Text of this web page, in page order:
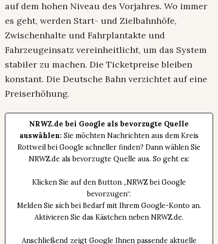
auf dem hohen Niveau des Vorjahres. Wo immer
es geht, werden Start- und Zielbahnhöfe,
Zwischenhalte und Fahrplantakte und
Fahrzeugeinsatz vereinheitlicht, um das System
stabiler zu machen. Die Ticketpreise bleiben
konstant. Die Deutsche Bahn verzichtet auf eine
Preiserhöhung.
NRWZ.de bei Google als bevorzugte Quelle
auswählen: Sie möchten Nachrichten aus dem Kreis
Rottweil bei Google schneller finden? Dann wählen Sie
NRWZ.de als bevorzugte Quelle aus. So geht es:
Klicken Sie auf den Button „NRWZ bei Google
bevorzugen“.
Melden Sie sich bei Bedarf mit Ihrem Google-Konto an.
Aktivieren Sie das Kästchen neben NRWZ.de.
Anschließend zeigt Google Ihnen passende aktuelle